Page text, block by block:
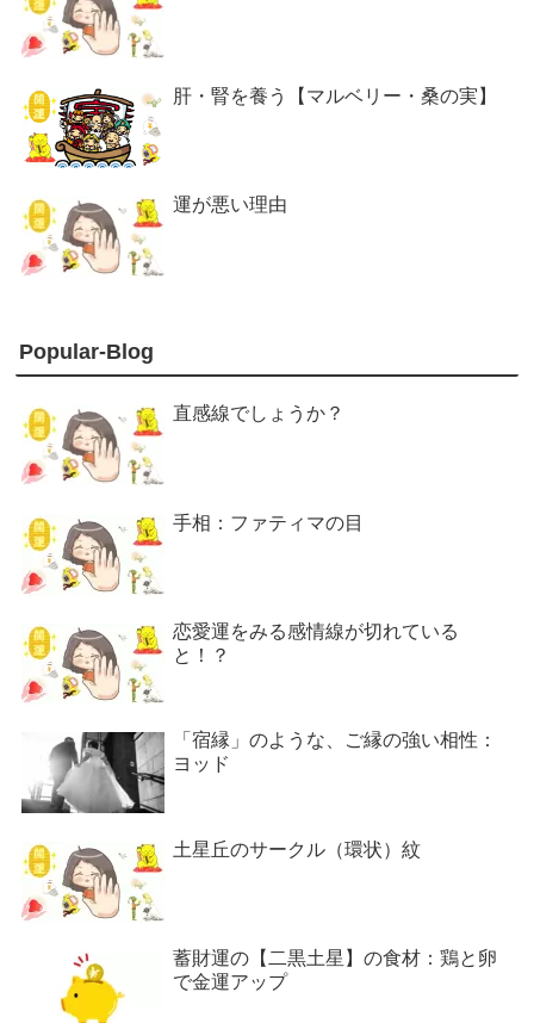
肝・腎を養う【マルベリー・桑の実】
運が悪い理由
Popular-Blog
直感線でしょうか？
手相：ファティマの目
恋愛運をみる感情線が切れている
と！？
「宿縁」のような、ご縁の強い相性：
ヨッド
土星丘のサークル（環状）紋
蓄財運の【二黒土星】の食材：鶏と卵
で金運アップ